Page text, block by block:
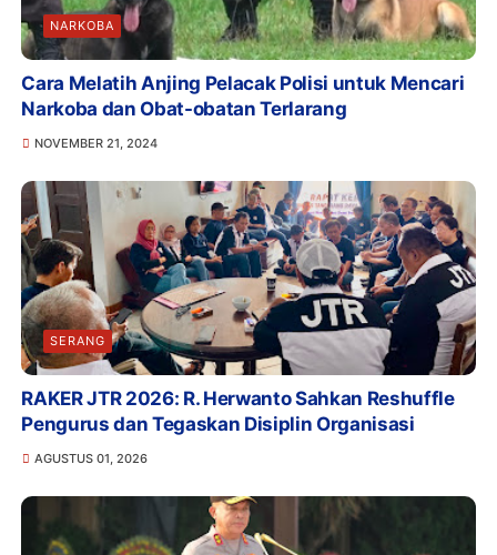
NARKOBA
Cara Melatih Anjing Pelacak Polisi untuk Mencari
Narkoba dan Obat-obatan Terlarang
NOVEMBER 21, 2024
SERANG
RAKER JTR 2026: R. Herwanto Sahkan Reshuffle
Pengurus dan Tegaskan Disiplin Organisasi
AGUSTUS 01, 2026